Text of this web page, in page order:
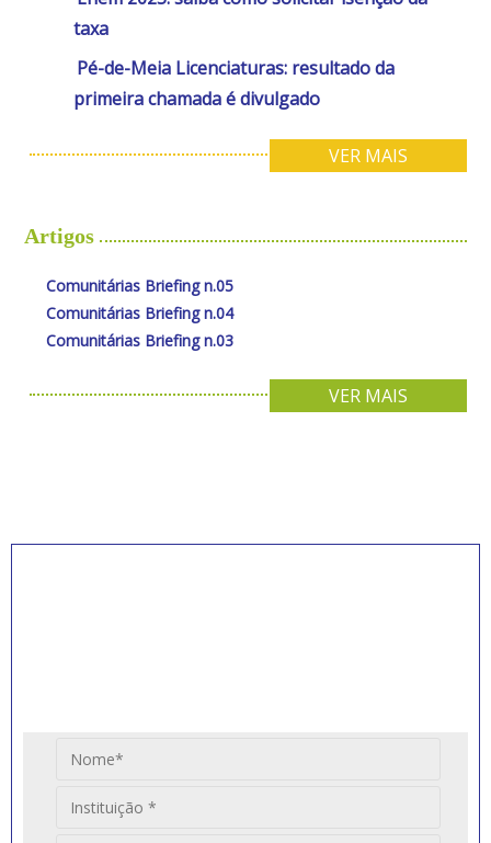
taxa
Pé-de-Meia Licenciaturas: resultado da
primeira chamada é divulgado
VER MAIS
Artigos
Comunitárias Briefing n.05
Comunitárias Briefing n.04
Comunitárias Briefing n.03
VER MAIS